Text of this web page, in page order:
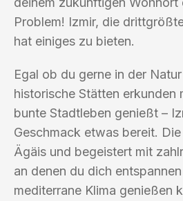
Problem! Izmir, die
hat einiges zu bieten.
Egal ob du gerne in der
historische Stätten erkunden
bunte Stadtleben genießt –
Geschmack etwas bereit.
Ägäis und begeistert mit
an denen du dich
mediterrane Klima genießen